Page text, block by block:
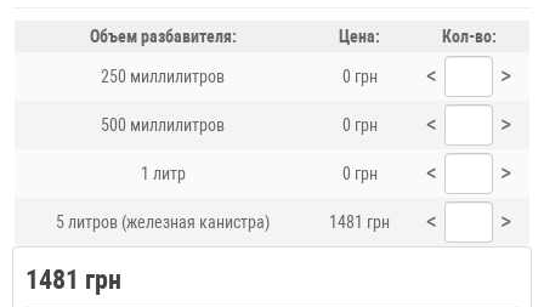
Объем разбавителя: Цена: Кол-во:
250 миллилитров 0 грн < >
500 миллилитров 0 грн < >
1 литр 0 грн < >
5 литров (железная канистра) 1481 грн < >
1481 грн